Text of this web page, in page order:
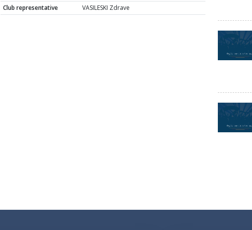
Club representative VASILESKI Zdrave